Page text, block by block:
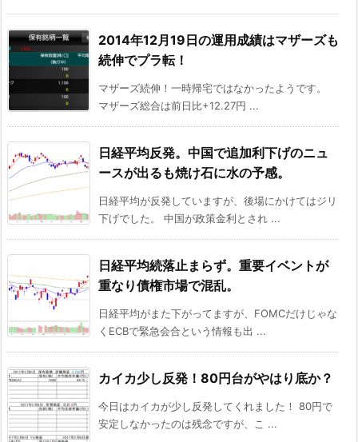
2014年12月19日の運用成績はマザーズも
続伸でプラ転！
マザーズ続伸！一時帰宅ではなかったようです。
マザーズ総合は前日比+12.27円 ...
日経平均反発。中国で追加利下げのニュ
ースが出るも焼け石に水の予感。
日経平均が反発していますが、後場にかけてはジリ
下げでした。 中国が政策金利とされ ...
日経平均続落止まらず。重要イベントが
重なり債権市場で混乱。
日経平均がまた下がってますが、FOMCだけじゃな
くECBで緊急会合という情報も出 ...
カイカ少し反発！80円台がやはり底か？
今日はカイカが少し反発してくれました！ 80円で
安定しなかったのは残念ですが、こ ...